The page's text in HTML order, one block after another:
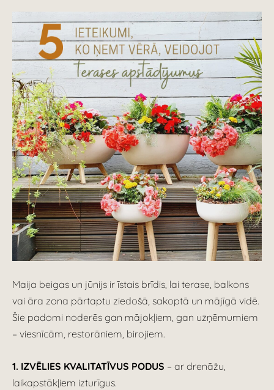
Maija beigas un jūnijs ir īstais brīdis, lai terase, balkons
vai āra zona pārtaptu ziedošā, sakoptā un mājīgā vidē.
Šie padomi noderēs gan mājokļiem, gan uzņēmumiem
– viesnīcām, restorāniem, birojiem.
1. IZVĒLIES KVALITATĪVUS PODUS – ar drenāžu,
laikapstākļiem izturīgus.